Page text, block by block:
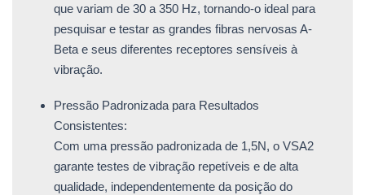
que variam de 30 a 350 Hz, tornando-o ideal para
pesquisar e testar as grandes fibras nervosas A-
Beta e seus diferentes receptores sensíveis à
vibração.
Pressão Padronizada para Resultados
Consistentes:
Com uma pressão padronizada de 1,5N, o VSA2
garante testes de vibração repetíveis e de alta
qualidade, independentemente da posição do